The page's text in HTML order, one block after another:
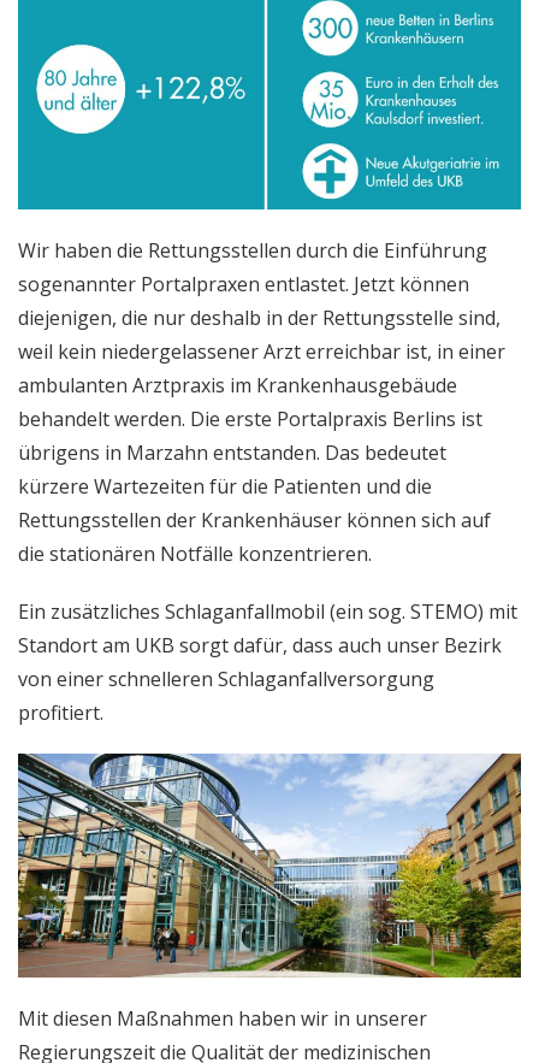
Wir haben die Rettungsstellen durch die Einführung
sogenannter Portalpraxen entlastet. Jetzt können
diejenigen, die nur deshalb in der Rettungsstelle sind,
weil kein niedergelassener Arzt erreichbar ist, in einer
ambulanten Arztpraxis im Krankenhausgebäude
behandelt werden. Die erste Portalpraxis Berlins ist
übrigens in Marzahn entstanden. Das bedeutet
kürzere Wartezeiten für die Patienten und die
Rettungsstellen der Krankenhäuser können sich auf
die stationären Notfälle konzentrieren.
Ein zusätzliches Schlaganfallmobil (ein sog. STEMO) mit
Standort am UKB sorgt dafür, dass auch unser Bezirk
von einer schnelleren Schlaganfallversorgung
profitiert.
Mit diesen Maßnahmen haben wir in unserer
Regierungszeit die Qualität der medizinischen